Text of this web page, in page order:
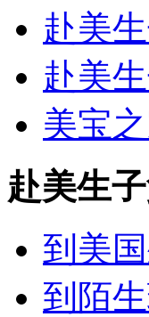
赴美
赴美
美宝
赴美生
到美
到陌